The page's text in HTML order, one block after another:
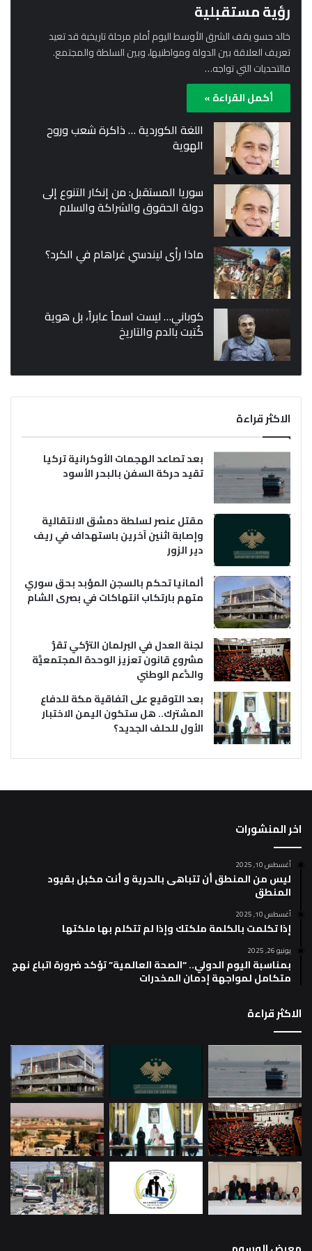
رؤية مستقبلية
خالد حسو يقف الشرق الأوسط اليوم أمام مرحلة تاريخية قد تعيد
تعريف العلاقة بين الدولة ومواطنيها، وبين السلطة والمجتمع.
فالتحديات التي تواجه…
أكمل القراءة »
اللغة الكوردية … ذاكرة شعب وروح
الهوية
سوريا المستقبل: من إنكار التنوع إلى
دولة الحقوق والشراكة والسلام
ماذا رأى ليندسي غراهام في الكرد؟
كوباني… ليست اسماً عابراً، بل هوية
كُتبت بالدم والتاريخ
الاكثر قراءة
بعد تصاعد الهجمات الأوكرانية تركيا
تقيد حركة السفن بالبحر الأسود
مقتل عنصر لسلطة دمشق الانتقالية
وإصابة اثنين آخرين باستهداف في ريف
دير الزور
ألمانيا تحكم بالسجن المؤبد بحق سوري
متهم بارتكاب انتهاكات في بصرى الشام
لجنة العدل في البرلمان التُّركي تقرُّ
مشروع قانون تعزيز الوحدة المجتمعيَّة
والدَّعم الوطني
بعد التوقيع على اتفاقية مكة للدفاع
المشترك.. هل ستكون اليمن الاختبار
الأول للحلف الجديد؟
اخر المنشورات
أغسطس 10, 2025
ليس من المنطق أن تتباهى بالحرية و أنت مكبل بقيود
المنطق
أغسطس 10, 2025
إذا تكلمت بالكلمة ملكتك وإذا لم تتكلم بها ملكتها
يونيو 26, 2025
بمناسبة اليوم الدولي.. “الصحة العالمية” تؤكد ضرورة اتباع نهج
متكامل لمواجهة إدمان المخدرات
الاكثر قراءة